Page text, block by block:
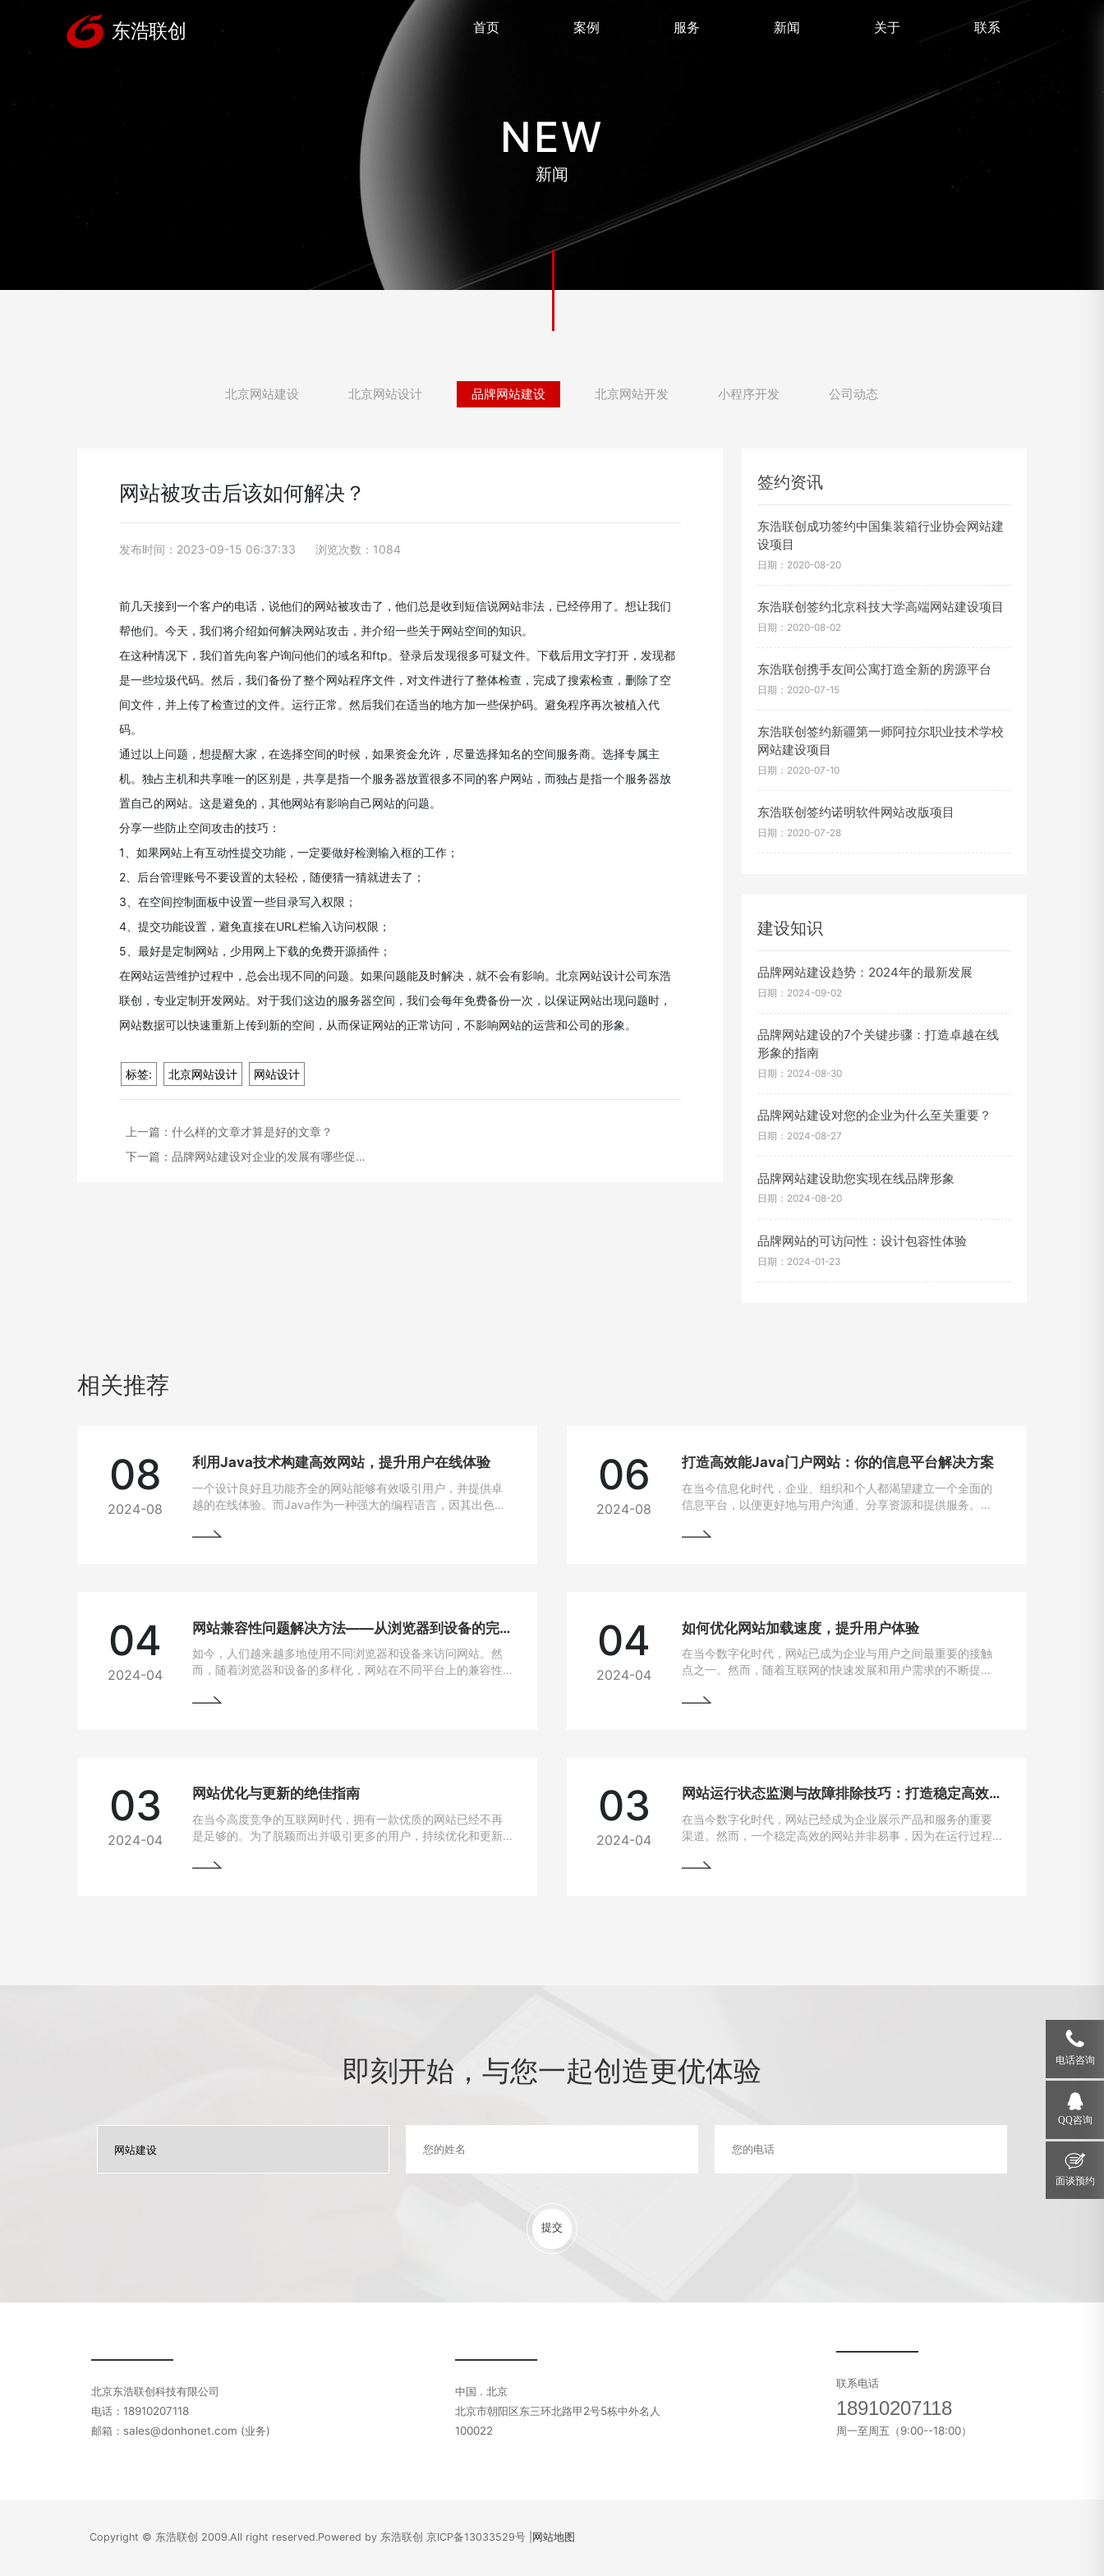
首页 案例 服务 新闻 关于 联系
NEW
新闻
北京网站建设 北京网站设计 品牌网站建设 北京网站开发 小程序开发 公司动态
网站被攻击后该如何解决？
发布时间：2023-09-15 06:37:33 浏览次数：1084
前几天接到一个客户的电话，说他们的网站被攻击了，他们总是收到短信说网站非法，已经停用了。想让我们
帮他们。今天，我们将介绍如何解决网站攻击，并介绍一些关于网站空间的知识。
在这种情况下，我们首先向客户询问他们的域名和ftp。登录后发现很多可疑文件。下载后用文字打开，发现都
是一些垃圾代码。然后，我们备份了整个网站程序文件，对文件进行了整体检查，完成了搜索检查，删除了空
间文件，并上传了检查过的文件。运行正常。然后我们在适当的地方加一些保护码。避免程序再次被植入代
码。
通过以上问题，想提醒大家，在选择空间的时候，如果资金允许，尽量选择知名的空间服务商。选择专属主
机。独占主机和共享唯一的区别是，共享是指一个服务器放置很多不同的客户网站，而独占是指一个服务器放
置自己的网站。这是避免的，其他网站有影响自己网站的问题。
分享一些防止空间攻击的技巧：
1、如果网站上有互动性提交功能，一定要做好检测输入框的工作；
2、后台管理账号不要设置的太轻松，随便猜一猜就进去了；
3、在空间控制面板中设置一些目录写入权限；
4、提交功能设置，避免直接在URL栏输入访问权限；
5、最好是定制网站，少用网上下载的免费开源插件；
在网站运营维护过程中，总会出现不同的问题。如果问题能及时解决，就不会有影响。北京网站设计公司东浩
联创，专业定制开发网站。对于我们这边的服务器空间，我们会每年免费备份一次，以保证网站出现问题时，
网站数据可以快速重新上传到新的空间，从而保证网站的正常访问，不影响网站的运营和公司的形象。
标签: 北京网站设计 网站设计
上一篇：什么样的文章才算是好的文章？
下一篇：品牌网站建设对企业的发展有哪些促…
签约资讯
东浩联创成功签约中国集装箱行业协会网站建
设项目
日期：2020-08-20
东浩联创签约北京科技大学高端网站建设项目
日期：2020-08-02
东浩联创携手友间公寓打造全新的房源平台
日期：2020-07-15
东浩联创签约新疆第一师阿拉尔职业技术学校
网站建设项目
日期：2020-07-10
东浩联创签约诺明软件网站改版项目
日期：2020-07-28
建设知识
品牌网站建设趋势：2024年的最新发展
日期：2024-09-02
品牌网站建设的7个关键步骤：打造卓越在线
形象的指南
日期：2024-08-30
品牌网站建设对您的企业为什么至关重要？
日期：2024-08-27
品牌网站建设助您实现在线品牌形象
日期：2024-08-20
品牌网站的可访问性：设计包容性体验
日期：2024-01-23
相关推荐
08
2024-08
利用Java技术构建高效网站，提升用户在线体验
一个设计良好且功能齐全的网站能够有效吸引用户，并提供卓
越的在线体验。而Java作为一种强大的编程语言，因其出色的
06
2024-08
打造高效能Java门户网站：你的信息平台解决方案
在当今信息化时代，企业、组织和个人都渴望建立一个全面的
信息平台，以便更好地与用户沟通、分享资源和提供服务。
选技术之一。
04
2024-04
网站兼容性问题解决方法——从浏览器到设备的完美适配
如今，人们越来越多地使用不同浏览器和设备来访问网站。然
而，随着浏览器和设备的多样化，网站在不同平台上的兼容性
上都能有良好的使用体验，我们需要找到解决这些问题的方
04
2024-04
如何优化网站加载速度，提升用户体验
在当今数字化时代，网站已成为企业与用户之间最重要的接触
点之一。然而，随着互联网的快速发展和用户需求的不断提
说，如果一个网站的加载速度过慢，用户很可能会选择离开，
03
2024-04
网站优化与更新的绝佳指南
在当今高度竞争的互联网时代，拥有一款优质的网站已经不再
是足够的。为了脱颖而出并吸引更多的用户，持续优化和更新
优化与更新，以帮助您实现网站的最大化价值。阅读本文，您
03
2024-04
网站运行状态监测与故障排除技巧：打造稳定高效的在线平台
在当今数字化时代，网站已经成为企业展示产品和服务的重要
渠道。然而，一个稳定高效的网站并非易事，因为在运行过程
与故障排除的技巧，帮助网站管理员掌握关键要领，确保网站
即刻开始，与您一起创造更优体验
提交
北京东浩联创科技有限公司
电话：18910207118
邮箱：sales@donhonet.com (业务)
中国 . 北京
北京市朝阳区东三环北路甲2号5栋中外名人
100022
联系电话
18910207118
周一至周五（9:00--18:00）
Copyright © 东浩联创 2009.All right reserved.Powered by 东浩联创京ICP备13033529号 网站地图
电话咨询
QQ咨询
面谈预约